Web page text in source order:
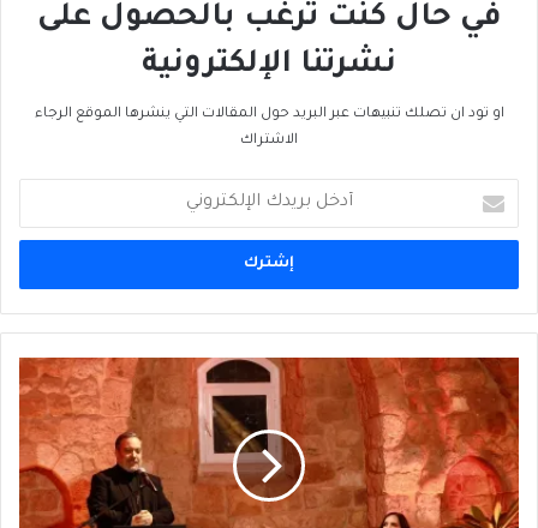
في حال كنت ترغب بالحصول على
نشرتنا الإلكترونية
او تود ان تصلك تنبيهات عبر البريد حول المقالات التي ينشرها الموقع الرجاء
الاشتراك
بريدك
الإلكتروني
وهبي
ضيف
"فيلوكاليَّا"